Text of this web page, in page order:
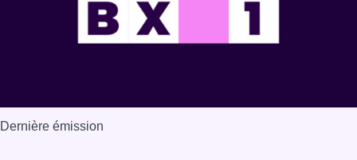
Dernière émission